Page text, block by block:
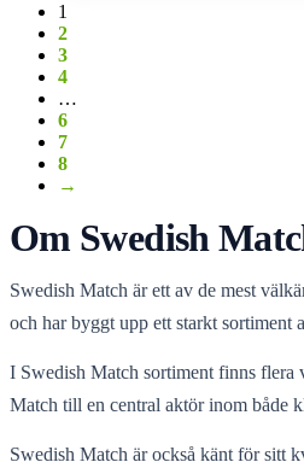
1
2
3
4
…
6
7
8
→
Om Swedish
Swedish Match är ett av de mest
och har byggt upp ett starkt sortiment
I Swedish Match sortiment finns flera
Match till en central aktör inom både
Swedish Match är också känt för sitt